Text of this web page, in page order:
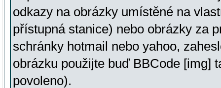
odkazy na obrázky umístěné na
přístupná stanice) nebo obrázky za
schránky hotmail nebo yahoo,
obrázku použijte buď BBCode [img]
povoleno).